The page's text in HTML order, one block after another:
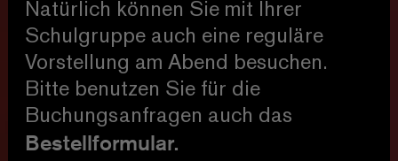
Natürlich können Sie mit Ihrer
Schulgruppe auch eine reguläre
Vorstellung am Abend besuchen.
Bitte benutzen Sie für die
Buchungsanfragen auch das
Bestellformular.